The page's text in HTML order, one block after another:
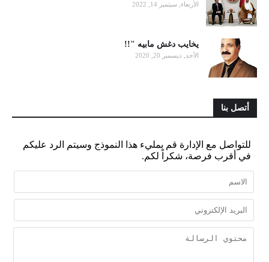
الأربعاء, سبتمبر 14, 2022
يخايب دغش مابيه "!!
الأحد, ديسمبر 20, 2020
أتصل بنا
للتواصل مع الإدارة قم بمليء هذا النموذج وسيتم الرد عليكم
في أقرب فرصة، شكراً لكم.